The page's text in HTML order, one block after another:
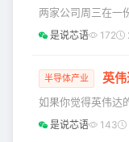
两家公司周三在一
3000 个就业岗位
资至多27亿美元
162.10美元的收盘
是说芯语 172
半导体产业 英
如果你觉得英伟达
CEO黄仁勋的野
是说芯语 143